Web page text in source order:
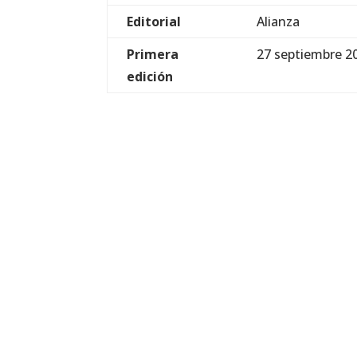
Editorial
Alianza
Primera
edición
27 septiembre